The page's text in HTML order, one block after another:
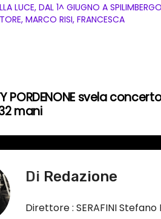
LUCE, DAL 1^ GIUGNO A SPILIMBERGO
MARCO RISI, FRANCESCA
PORDENONE svela
mani
Di Redazione
Direttore : SERAFINI